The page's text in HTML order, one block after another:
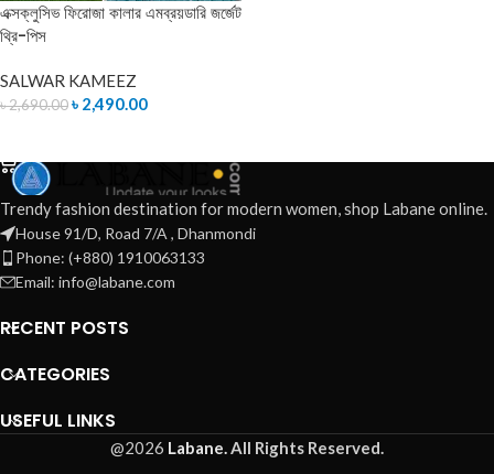
এক্সক্লুসিভ ফিরোজা কালার এমব্রয়ডারি জর্জেট
থ্রি-পিস
SALWAR KAMEEZ
৳2,690.00৳ 2,490.00
Trendy fashion destination for modern women, shop Labane online.
House 91/D, Road 7/A , Dhanmondi
Phone: (+880) 1910063133
Email: info@labane.com
RECENT POSTS
CATEGORIES
USEFUL LINKS
@2026 Labane.All Rights Reserved.